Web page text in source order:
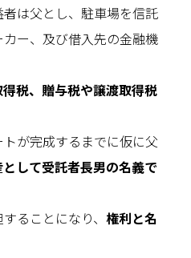
は父とし、駐車場を信託
ー、及び借入先の金融機
税、贈与税や譲渡取得税
トが完成するまでに仮に父
して受託者長男の名義で
ることになり、権利と名